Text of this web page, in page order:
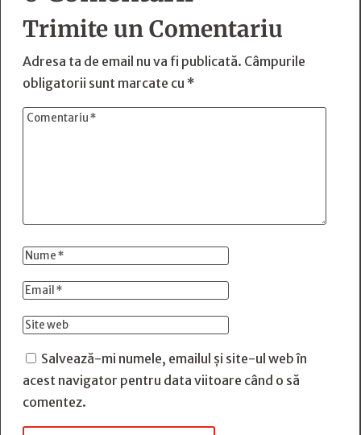
Trimite un Comentariu
Adresa ta de email nu va fi publicată. Câmpurile
obligatorii sunt marcate cu *
Salvează-mi numele, emailul și site-ul web în
acest navigator pentru data viitoare când o să
comentez.